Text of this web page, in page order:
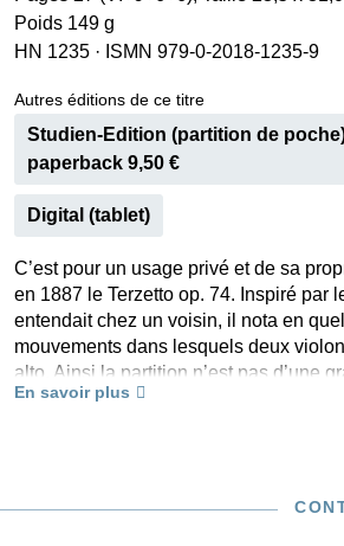
KISSIN THE COMPOSER
Poids 149 g
HN 1235 · ISMN 979-0-2018-1235-9
Autres éditions de ce titre
Studien-Edition (partition de
paperback 9,50 €
Digital (tablet)
C’est pour un usage privé et de sa
en 1887 le Terzetto op. 74. Inspiré par
entendait chez un voisin, il nota en
mouvements dans lesquels deux
alto. Ainsi la partition n’est pas d’une
ses mélodies fluides et ses rythmes
bagatelles» demande parfois de gros
En savoir plus